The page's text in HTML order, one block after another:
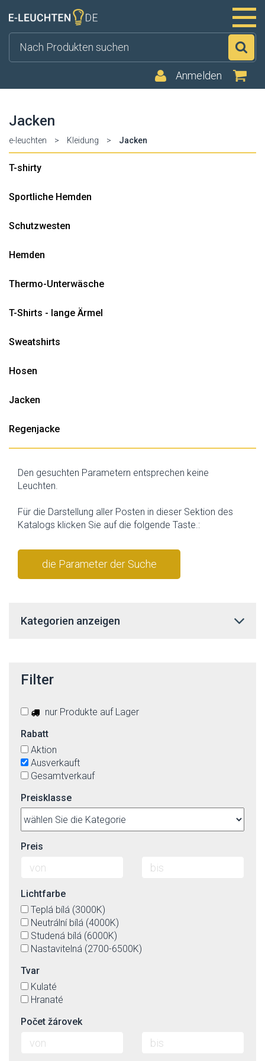
Anmelden
Jacken
e-leuchten > Kleidung > Jacken
T-shirty
Sportliche Hemden
Schutzwesten
Hemden
Thermo-Unterwäsche
T-Shirts - lange Ärmel
Sweatshirts
Hosen
Jacken
Regenjacke
Den gesuchten Parametern entsprechen keine
Leuchten.
Für die Darstellung aller Posten in dieser Sektion des
Katalogs klicken Sie auf die folgende Taste.:
die Parameter der Suche
Kategorien anzeigen
Filter
nur Produkte auf Lager
Rabatt
Aktion
Ausverkauft
Gesamtverkauf
Preisklasse
Preis
Lichtfarbe
Teplá bílá (3000K)
Neutrální bílá (4000K)
Studená bílá (6000K)
Nastavitelná (2700-6500K)
Tvar
Kulaté
Hranaté
Počet žárovek